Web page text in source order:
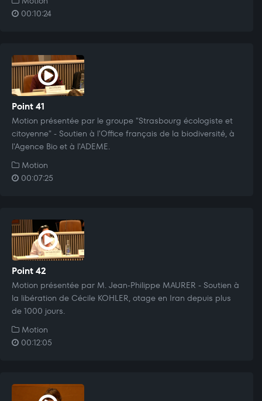
00:10:24
Point 41
Motion présentée par le groupe "Strasbourg écologiste et
citoyenne" - Soutien à l'Office français de la biodiversité, à
l'Agence Bio et à l'ADEME.
Motion
00:07:25
Point 42
Motion présentée par M. Jean-Philippe MAURER - Soutien à
la libération de Cécile KOHLER, otage en Iran depuis plus
de 1000 jours.
Motion
00:12:05